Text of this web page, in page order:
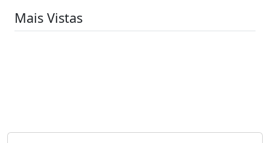
Mais Vistas